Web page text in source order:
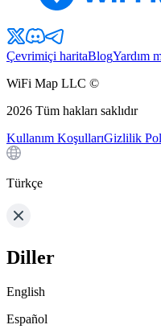
Çevrimiçi haritaBlogYardım
WiFi Map LLC ©
2026 Tüm hakları saklıdır
Kullanım KoşullarıGizlilik
Türkçe
Diller
English
Español